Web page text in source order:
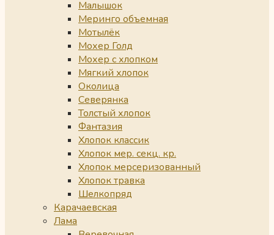
Малышок
Меринго объемная
Мотылёк
Мохер Голд
Мохер с хлопком
Мягкий хлопок
Околица
Северянка
Толстый хлопок
Фантазия
Хлопок классик
Хлопок мер. секц. кр.
Хлопок мерсеризованный
Хлопок травка
Шелкопряд
Карачаевская
Лама